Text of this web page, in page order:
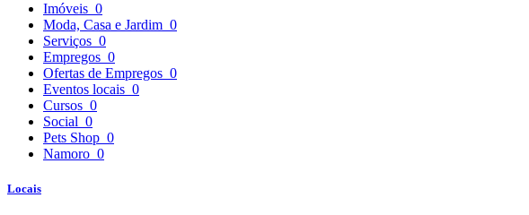
Imóveis 0
Moda, Casa e Jardim 0
Serviços 0
Empregos 0
Ofertas de Empregos 0
Eventos locais 0
Cursos 0
Social 0
Pets Shop 0
Namoro 0
Locais